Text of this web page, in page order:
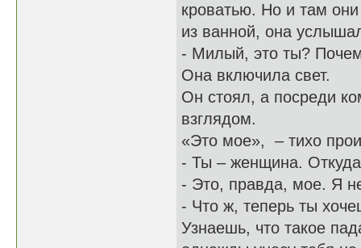
кроватью. Но и там
из ванной, она
- Милый, это ты?
Она включила свет.
Он стоял, а посреди
взглядом.
«Это мое», – тихо
- Ты – женщина.
- Это, правда, мое. Я
- Что ж, теперь ты
Узнаешь, что такое